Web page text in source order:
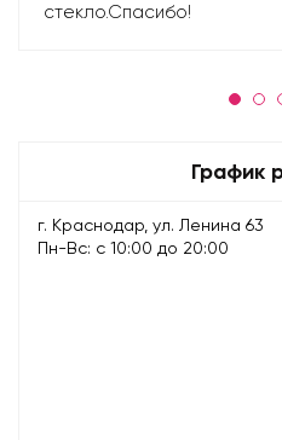
стекло.Спасибо!
График
г. Краснодар, ул. Ленина 63
Пн-Вс: с 10:00 до 20:00